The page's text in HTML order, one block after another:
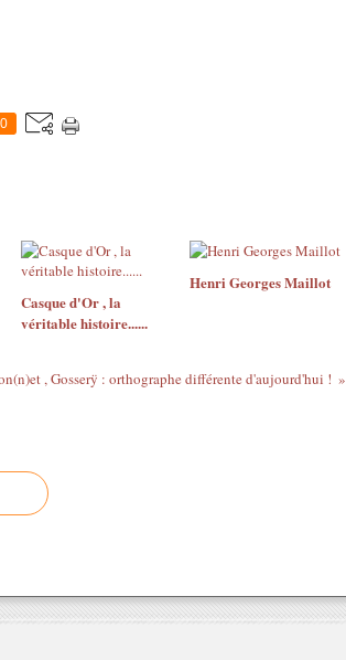
0
Casque d'Or , la
véritable histoire......
Henri Georges Maillot
, Gosserÿ : orthographe différente d'aujourd'hui !